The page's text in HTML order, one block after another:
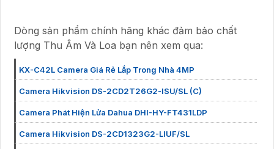
Dòng sản phẩm chính hãng khác đảm bảo chất
lượng Thu Âm Và Loa bạn nên xem qua:
KX-C42L Camera Giá Rẻ Lắp Trong Nhà 4MP
Camera Hikvision DS-2CD2T26G2-ISU/SL (C)
Camera Phát Hiện Lửa Dahua DHI-HY-FT431LDP
Camera Hikvision DS-2CD1323G2-LIUF/SL